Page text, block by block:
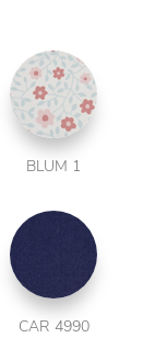
BLUM 1
CAR 4990